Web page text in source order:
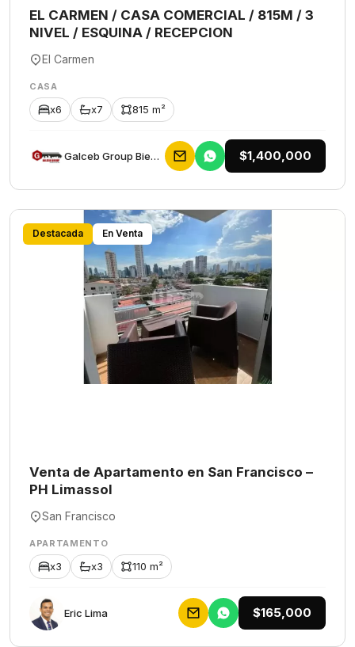
EL CARMEN / CASA COMERCIAL / 815M / 3
NIVEL / ESQUINA / RECEPCION
El Carmen
CASA
x6 x7 815 m²
Galceb Group Bienes Raices $1,400,000
Destacada En Venta
Venta de Apartamento en San Francisco –
PH Limassol
San Francisco
APARTAMENTO
x3 x3 110 m²
Eric Lima $165,000